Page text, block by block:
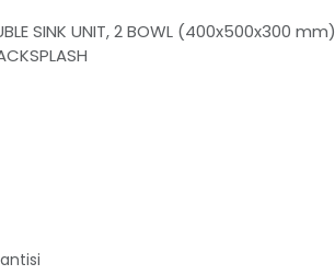
SINK UNIT, 2 BOWL (400x500x300 mm)